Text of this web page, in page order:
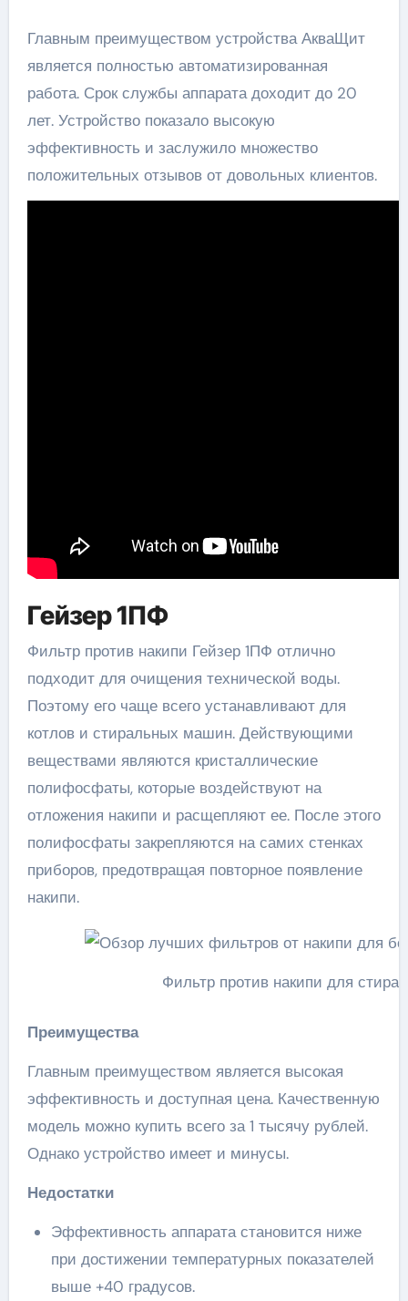
Главным преимуществом устройства АкваЩит
является полностью автоматизированная
работа. Срок службы аппарата доходит до 20
лет. Устройство показало высокую
эффективность и заслужило множество
положительных отзывов от довольных клиентов.
Гейзер 1ПФ
Фильтр против накипи Гейзер 1ПФ отлично
подходит для очищения технической воды.
Поэтому его чаще всего устанавливают для
котлов и стиральных машин. Действующими
веществами являются кристаллические
полифосфаты, которые воздействуют на
отложения накипи и расщепляют ее. После этого
полифосфаты закрепляются на самих стенках
приборов, предотвращая повторное появление
накипи.
Фильтр против накипи для
Преимущества
Главным преимуществом является высокая
эффективность и доступная цена. Качественную
модель можно купить всего за 1 тысячу рублей.
Однако устройство имеет и минусы.
Недостатки
Эффективность аппарата становится ниже
при достижении температурных показателей
выше +40 градусов.